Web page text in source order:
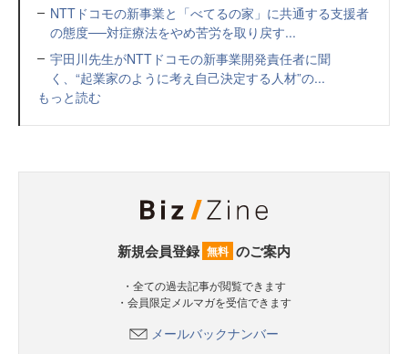
NTTドコモの新事業と「べてるの家」に共通する支援者
の態度──対症療法をやめ苦労を取り戻す...
宇田川先生がNTTドコモの新事業開発責任者に聞
く、“起業家のように考え自己決定する人材”の...
もっと読む
新規会員登録 無料 のご案内
・全ての過去記事が閲覧できます
・会員限定メルマガを受信できます
メールバックナンバー